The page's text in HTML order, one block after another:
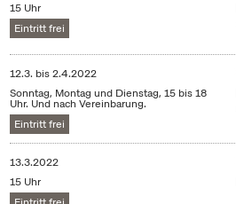
15 Uhr
Eintritt frei
12.3. bis2.4.2022
Sonntag, Montag und Dienstag, 15 bis 18
Uhr. Und nach Vereinbarung.
Eintritt frei
13.3.2022
15 Uhr